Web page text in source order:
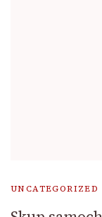
UNCATEGORIZED